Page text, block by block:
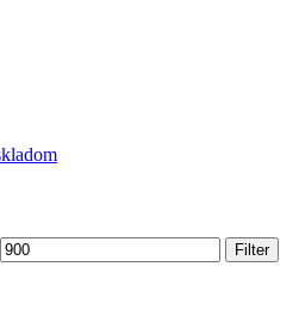
Maximálna
cena
Filter